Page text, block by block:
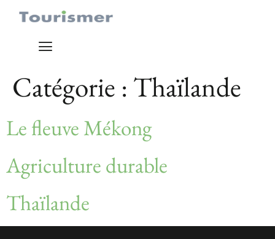
Catégorie : Thaïlande
Le fleuve Mékong
Agriculture durable
Thaïlande